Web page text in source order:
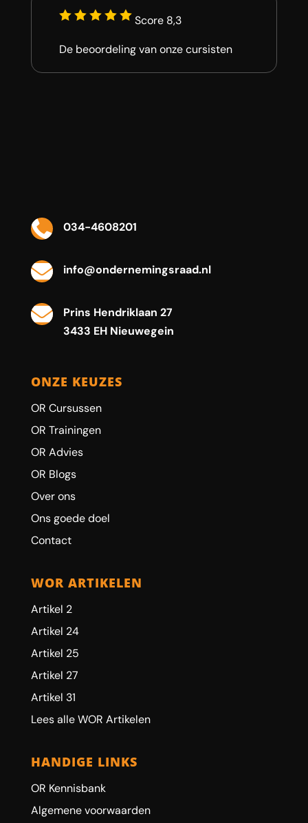
Score 8,3
De beoordeling van onze cursisten
 034-4608201
 info@ondernemingsraad.nl

Prins Hendriklaan 27
3433 EH Nieuwegein
ONZE KEUZES
OR Cursussen
OR Trainingen
OR Advies
OR Blogs
Over ons
Ons goede doel
Contact
WOR ARTIKELEN
Artikel 2
Artikel 24
Artikel 25
Artikel 27
Artikel 31
Lees alle WOR Artikelen
HANDIGE LINKS
OR Kennisbank
Algemene voorwaarden